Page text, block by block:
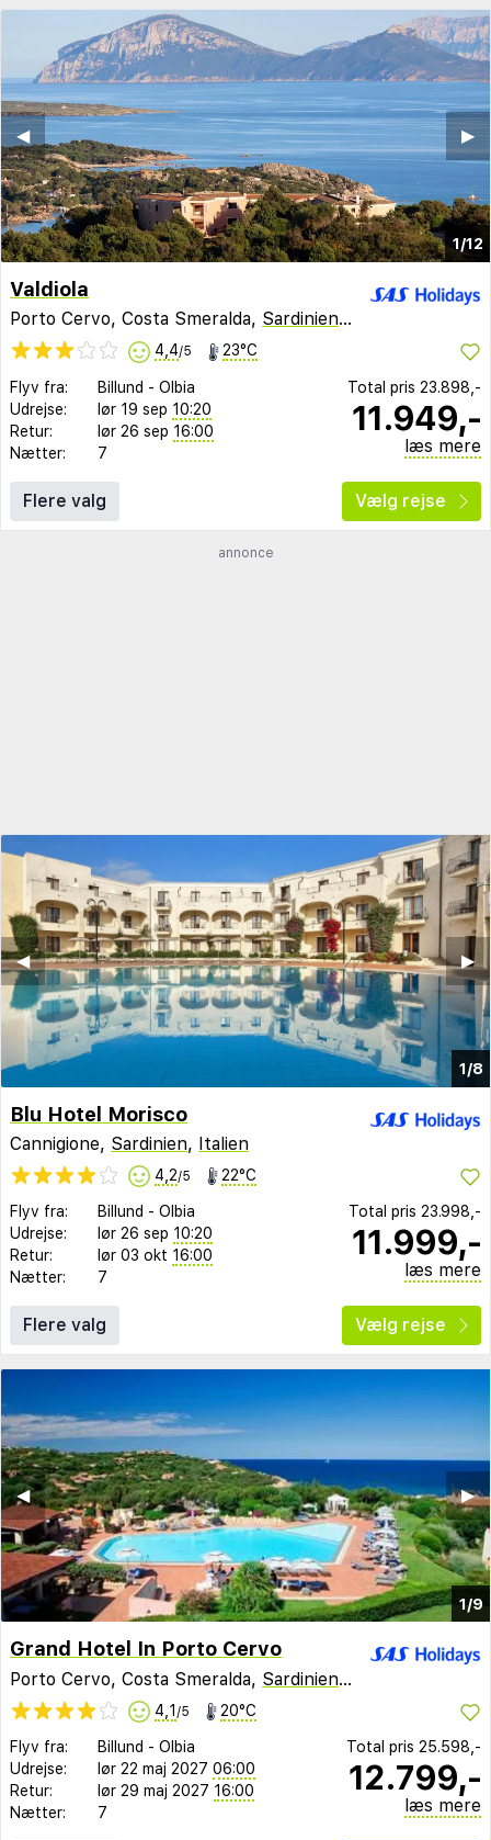
1/12
▶︎
◀︎
Valdiola
Porto Cervo, Costa Smeralda, Sardinien,Italien
4,4/5 23°C
Flyv fra: Billund - Olbia
Udrejse:
lør 19 sep 10:20
Retur:
lør 26 sep 16:00
Nætter:
7
Total pris 23.898,-
11.949,-
læs mere
Flere valg Vælg rejse
annonce
1/8
▶︎
◀︎
Blu Hotel Morisco
Cannigione, Sardinien, Italien
4,2/5 22°C
Flyv fra: Billund - Olbia
Udrejse:
lør 26 sep 10:20
Retur:
lør 03 okt 16:00
Nætter:
7
Total pris 23.998,-
11.999,-
læs mere
Flere valg Vælg rejse
1/9
▶︎
◀︎
Grand Hotel In Porto Cervo
Porto Cervo, Costa Smeralda, Sardinien,Italien
4,1 /5 20°C
Flyv fra: Billund - Olbia
Udrejse:
lør 22 maj 2027 06:00
Retur:
lør 29 maj 2027 16:00
Nætter:
7
Total pris 25.598,-
12.799,-
læs mere